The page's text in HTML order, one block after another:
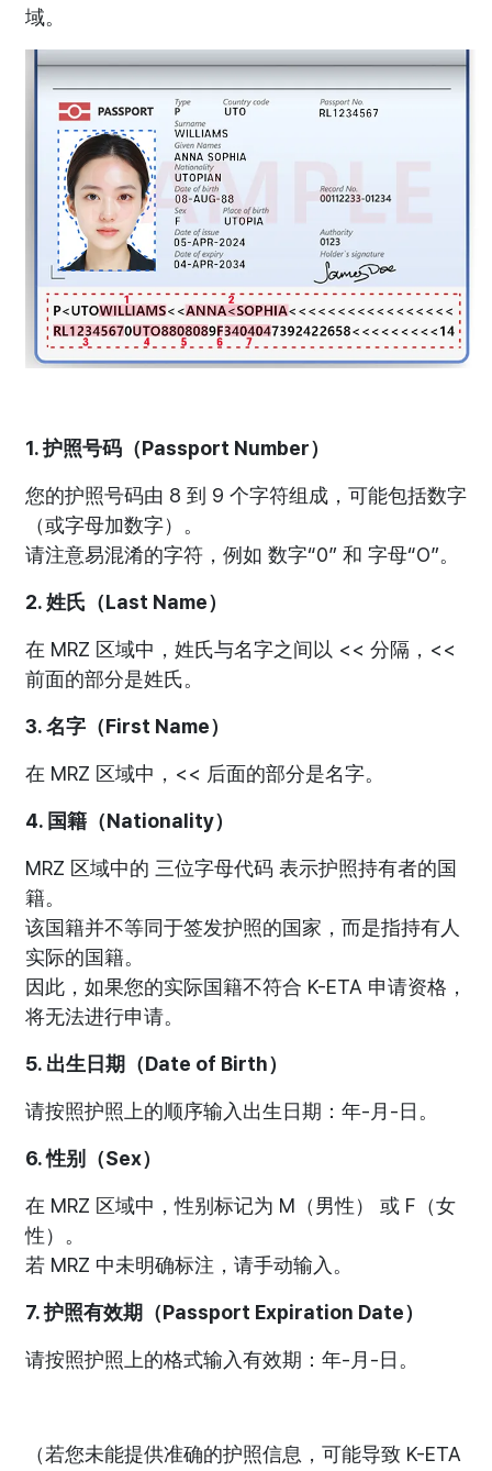
域。
1. 护照号码（Passport Number）
您的护照号码由 8 到 9 个字符组成，可能包括数字
（或字母加数字）。
请注意易混淆的字符，例如 数字“0” 和 字母“O”。
2. 姓氏（Last Name）
在 MRZ 区域中，姓氏与名字之间以 << 分隔，<<
前面的部分是姓氏。
3. 名字（First Name）
在 MRZ 区域中，<< 后面的部分是名字。
4. 国籍（Nationality）
MRZ 区域中的 三位字母代码 表示护照持有者的国
籍。
该国籍并不等同于签发护照的国家，而是指持有人
实际的国籍。
因此，如果您的实际国籍不符合 K-ETA 申请资格，
将无法进行申请。
5. 出生日期（Date of Birth）
请按照护照上的顺序输入出生日期：年-月-日。
6. 性别（Sex）
在 MRZ 区域中，性别标记为 M（男性） 或 F（女
性）。
若 MRZ 中未明确标注，请手动输入。
7. 护照有效期（Passport Expiration Date）
请按照护照上的格式输入有效期：年-月-日。
（若您未能提供准确的护照信息，可能导致 K-ETA